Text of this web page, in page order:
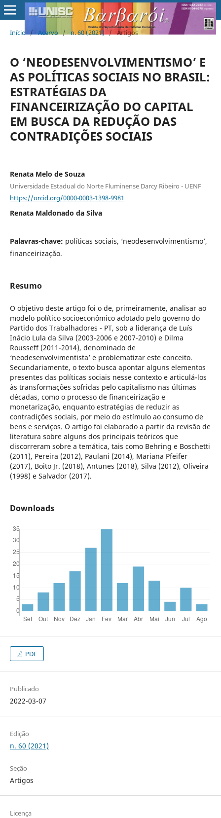
Início / Acervo / n. 60 (2021) / Artigos
O ‘NEODESENVOLVIMENTISMO’ E
AS POLÍTICAS SOCIAIS NO BRASIL:
ESTRATÉGIAS DA
FINANCEIRIZAÇÃO DO CAPITAL
EM BUSCA DA REDUÇÃO DAS
CONTRADIÇÕES SOCIAIS
Renata Melo de Souza
Universidade Estadual do Norte Fluminense Darcy Ribeiro - UENF
https://orcid.org/0000-0003-1398-9981
Renata Maldonado da Silva
Palavras-chave: políticas sociais, ‘neodesenvolvimentismo’,
financeirização.
Resumo
O objetivo deste artigo foi o de, primeiramente, analisar ao
modelo político socioeconômico adotado pelo governo do
Partido dos Trabalhadores - PT, sob a liderança de Luís
Inácio Lula da Silva (2003-2006 e 2007-2010) e Dilma
Rousseff (2011-2014), denominado de
‘neodesenvolvimentista’ e problematizar este conceito.
Secundariamente, o texto busca apontar alguns elementos
presentes das políticas sociais nesse contexto e articulá-los
às transformações sofridas pelo capitalismo nas últimas
décadas, como o processo de financeirização e
monetarização, enquanto estratégias de reduzir as
contradições sociais, por meio do estímulo ao consumo de
bens e serviços. O artigo foi elaborado a partir da revisão de
literatura sobre alguns dos principais teóricos que
discorreram sobre a temática, tais como Behring e Boschetti
(2011), Pereira (2012), Paulani (2014), Mariana Pfeifer
(2017), Boito Jr. (2018), Antunes (2018), Silva (2012), Oliveira
(1998) e Salvador (2017).
Downloads
PDF
Publicado
2022-03-07
Edição
n. 60 (2021)
Seção
Artigos
Licença